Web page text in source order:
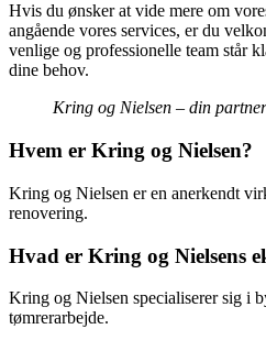
Hvis du ønsker at vide mere om
angående vores services, er du
venlige og professionelle team står
dine behov.
Kring og Nielsen – din
Hvem er Kring og Nielsen?
Kring og Nielsen er en anerkendt
renovering.
Hvad er Kring og Nielsens
Kring og Nielsen specialiserer sig i
tømrerarbejde.